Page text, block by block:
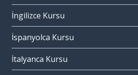
İngilizce Kursu
İspanyolca Kursu
İtalyanca Kursu